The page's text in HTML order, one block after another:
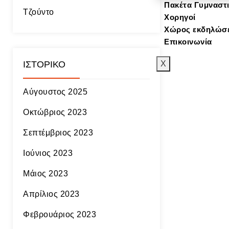
Πακέτα
Χορηγοί
Χώρος
Επικοινωνία
X
Τζούντο
ΙΣΤΟΡΙΚΌ
Αύγουστος 2025
Οκτώβριος 2023
Σεπτέμβριος 2023
Ιούνιος 2023
Μάιος 2023
Απρίλιος 2023
Φεβρουάριος 2023